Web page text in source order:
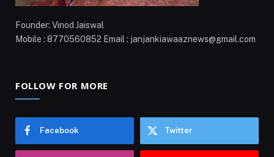
Founder: Vinod Jaiswal
Mobile : 8770560852 Email : janjankiawaaznews@gmail.com
FOLLOW FOR MORE
Facebook Twitter